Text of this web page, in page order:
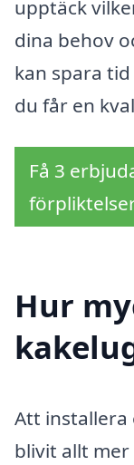
upptäck
dina behov
kan spara
du får en
Få 3
Hur
Att installera
blivit allt